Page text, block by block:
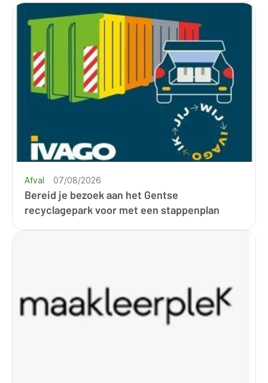
Bereid je bezoek aan het Gentse
recyclagepark voor met een stappenplan
Afval 07/08/2026